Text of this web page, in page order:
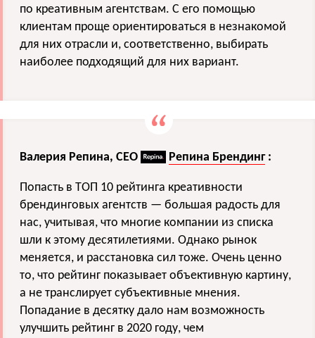
по креативным агентствам. С его помощью
клиентам проще ориентироваться в незнакомой
для них отрасли и, соответственно, выбирать
наиболее подходящий для них вариант.
Валерия Репина, CEO Репина Брендинг :
Попасть в ТОП 10 рейтинга креативности
брендинговых агентств — большая радость для
нас, учитывая, что многие компании из списка
шли к этому десятилетиями. Однако рынок
меняется, и расстановка сил тоже. Очень ценно
то, что рейтинг показывает объективную картину,
а не транслирует субъективные мнения.
Попадание в десятку дало нам возможность
улучшить рейтинг в 2020 году, чем